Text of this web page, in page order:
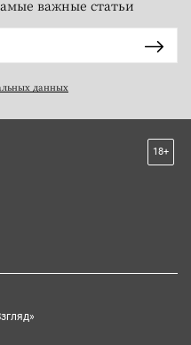
важные статьи
данных
18+